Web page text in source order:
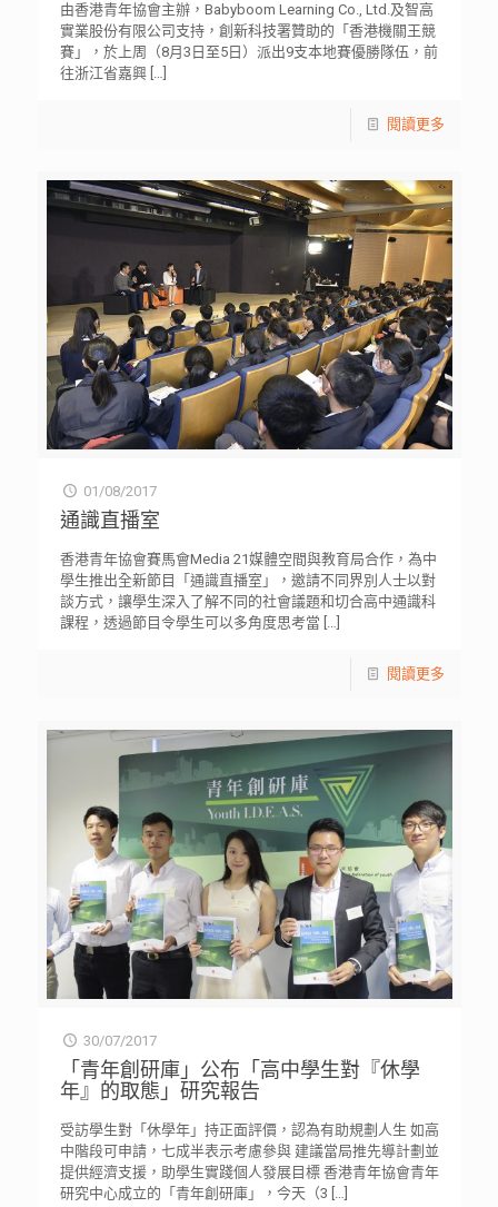
由香港青年協會主辦，Babyboom Learning Co., Ltd.及智高
實業股份有限公司支持，創新科技署贊助的「香港機關王競
賽」，於上周（8月3日至5日）派出9支本地賽優勝隊伍，前
往浙江省嘉興[…]
閱讀更多
01/08/2017
通識直播室
香港青年協會賽馬會Media 21媒體空間與教育局合作，為中
學生推出全新節目「通識直播室」，邀請不同界別人士以對
談方式，讓學生深入了解不同的社會議題和切合高中通識科
課程，透過節目令學生可以多角度思考當 […]
閱讀更多
30/07/2017
「青年創研庫」公布「高中學生對『休學
年』的取態」研究報告
受訪學生對「休學年」持正面評價，認為有助規劃人生 如高
中階段可申請，七成半表示考慮參與 建議當局推先導計劃並
提供經濟支援，助學生實踐個人發展目標 香港青年協會青年
研究中心成立的「青年創研庫」，今天（3 […]